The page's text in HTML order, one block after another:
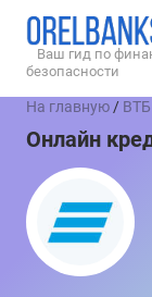
Ваш гид по
безопасности
На главную /
Онлайн